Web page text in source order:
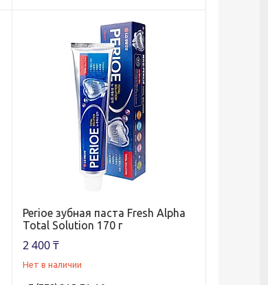
Perioe зубная паста Fresh Alpha
Total Solution 170 г
2 400 ₸
Нет в наличии